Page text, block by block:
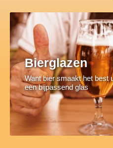
Bierglazen
Want bier smaakt het best
een bijpassend glas